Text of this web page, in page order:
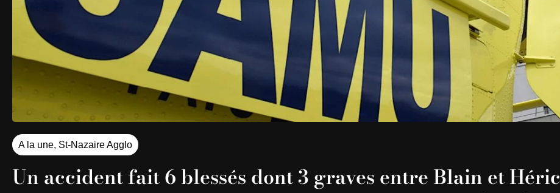
A la une, St-Nazaire Agglo
Un accident fait 6 blessés dont 3 graves entre Blain et Héric